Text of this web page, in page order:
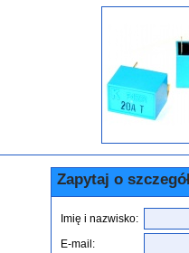
Zapytaj o
Imię i nazwisko:
E-mail: